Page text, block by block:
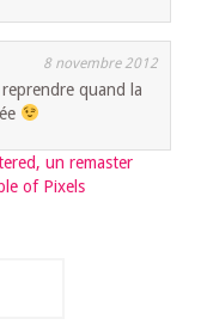
8 novembre 2012
quand la
un remaster
of Pixels